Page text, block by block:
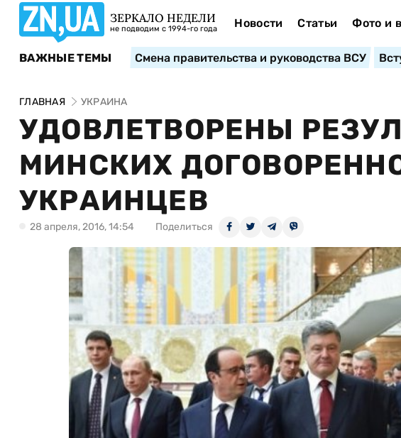
ЗЕРКАЛО НЕДЕЛИ
не подводим с 1994-го года Новости Статьи Фото и
ВАЖНЫЕ ТЕМЫ Смена правительства и руководства ВСУ
ГЛАВНАЯ УКРАИНА
УДОВЛЕТВОРЕНЫ
МИНСКИХ
УКРАИНЦЕВ
28 апреля, 2016, 14:54 Поделиться